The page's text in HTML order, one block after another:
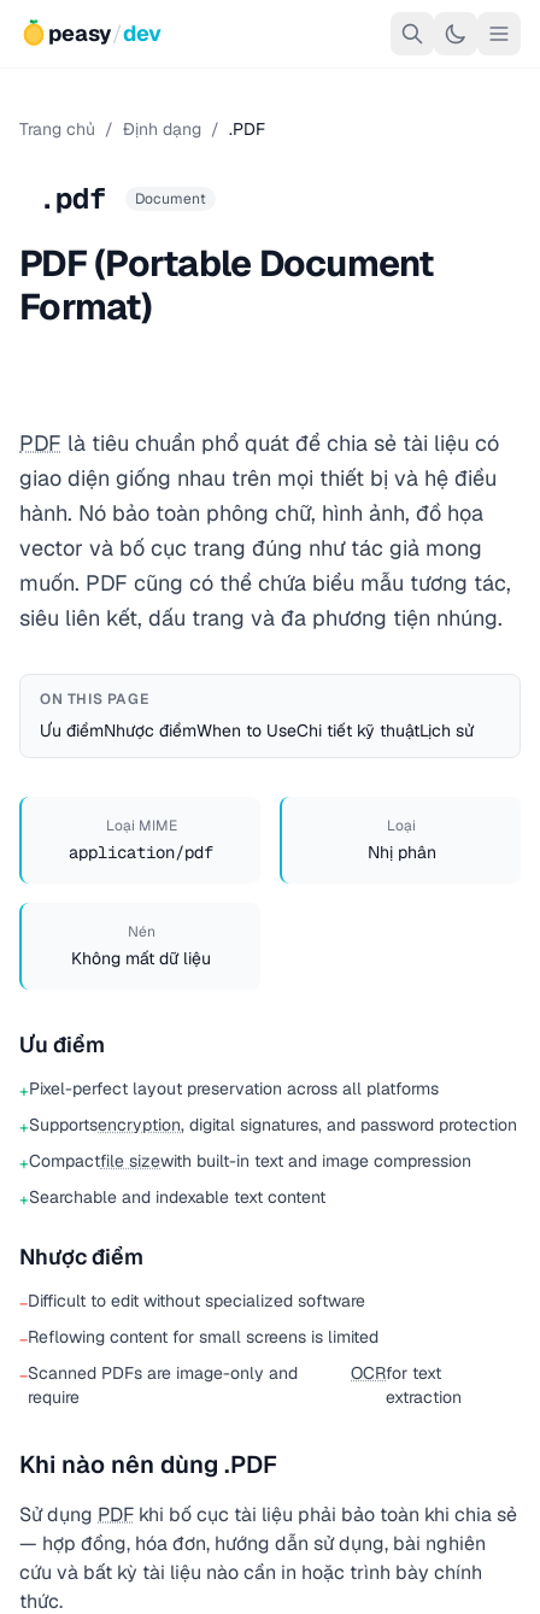
peasy/dev
Trang chủ / Định dạng / .PDF
.pdf Document
PDF (Portable Document
Format)
PDF là tiêu chuẩn phổ quát để chia sẻ tài liệu có
giao diện giống nhau trên mọi thiết bị và hệ điều
hành. Nó bảo toàn phông chữ, hình ảnh, đồ họa
vector và bố cục trang đúng như tác giả mong
muốn. PDF cũng có thể chứa biểu mẫu tương tác,
siêu liên kết, dấu trang và đa phương tiện nhúng.
ON THIS PAGE
Ưu điểmNhược điểmWhen to UseChi tiết kỹ thuậtLịch sử
Loại MIME
application/pdf
Loại
Nhị phân
Nén
Không mất dữ liệu
Ưu điểm
+Pixel-perfect layout preservation across all platforms
+Supportsencryption, digital signatures, and password protection
+Compactfile sizewith built-in text and image compression
+Searchable and indexable text content
Nhược điểm
−Difficult to edit without specialized software
−Reflowing content for small screens is limited
−Scanned PDFs are image-only and
require
OCRfor text
extraction
Khi nào nên dùng .PDF
Sử dụng PDF khi bố cục tài liệu phải bảo toàn khi chia sẻ
— hợp đồng, hóa đơn, hướng dẫn sử dụng, bài nghiên
cứu và bất kỳ tài liệu nào cần in hoặc trình bày chính
thức.